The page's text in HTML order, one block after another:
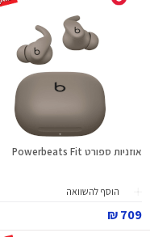
אוזניות ספורט Powerbeats Fit
הוסף להשוואה
709 ₪